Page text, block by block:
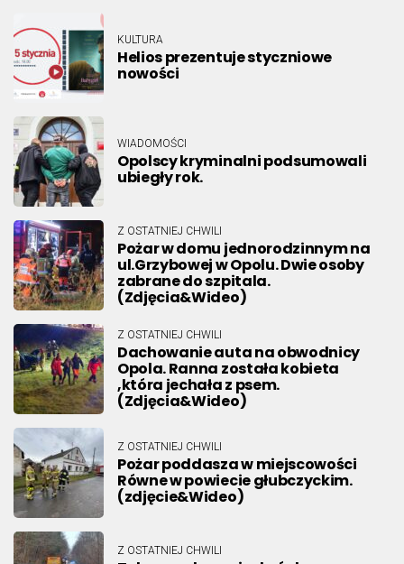
KULTURA
Helios prezentuje styczniowe
nowości
WIADOMOŚCI
Opolscy kryminalni podsumowali
ubiegły rok.
Z OSTATNIEJ CHWILI
Pożar w domu jednorodzinnym na
ul.Grzybowej w Opolu. Dwie osoby
zabrane do szpitala.
(Zdjęcia&Wideo)
Z OSTATNIEJ CHWILI
Dachowanie auta na obwodnicy
Opola. Ranna została kobieta
,która jechała z psem.
(Zdjęcia&Wideo)
Z OSTATNIEJ CHWILI
Pożar poddasza w miejscowości
Równe w powiecie głubczyckim.
(zdjęcie&Wideo)
Z OSTATNIEJ CHWILI